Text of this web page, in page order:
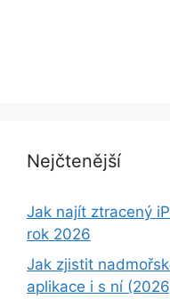
Nejčtenější
Jak najít ztracený
rok 2026
Jak zjistit
aplikace i s ní